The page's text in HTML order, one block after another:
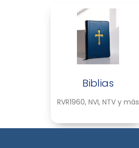
Biblias
RVR1960, NVI, NTV y más